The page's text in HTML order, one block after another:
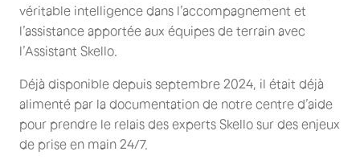
véritable intelligence dans l’accompagnement et
l’assistance apportée aux équipes de terrain avec
l’Assistant Skello.
Déjà disponible depuis septembre 2024, il était déjà
alimenté par la documentation de notre centre d’aide
pour prendre le relais des experts Skello sur des enjeux
de prise en main 24/7.